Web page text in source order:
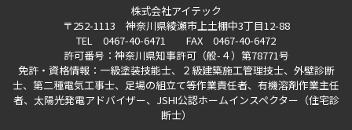
株式会社アイテック
〒252-1113 神奈川県綾瀬市上土棚中3丁目12-88
TEL 0467-40-6471 FAX 0467-40-6472
許可番号：神奈川県知事許可（般-４）第78771号
免許・資格情報：一級塗装技能士、２級建築施工管理技士、外壁診断
士、第二種電気工事士、 足場の組立て等作業責任者、有機溶剤作業主任
者、太陽光発電アドバイザー、 JSHI公認ホームインスペクター（住宅診
断士）